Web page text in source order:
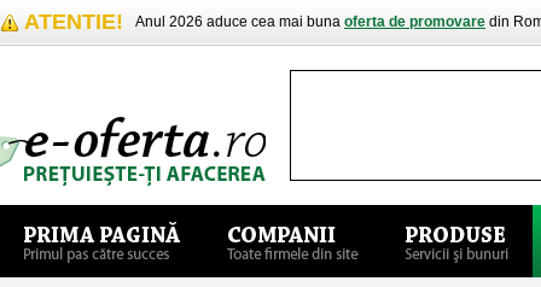
ATENTIE! Anul 2026 aduce cea mai buna oferta de promovare din